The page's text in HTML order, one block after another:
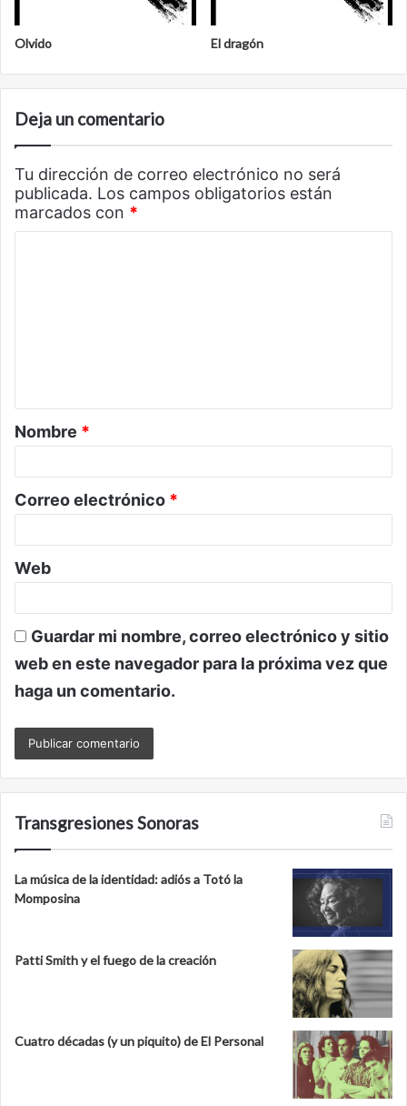
Olvido El dragón
Deja un comentario
Tu dirección de correo electrónico no será
publicada. Los campos obligatorios están
marcados con *
a
r
o
*
Nombre *
Correo electrónico *
Web
Guardar mi nombre, correo electrónico y sitio
web en este navegador para la próxima vez que
haga un comentario.
Transgresiones Sonoras
La música de la identidad: adiós a Totó la
Momposina
Patti Smith y el fuego de la creación
Cuatro décadas (y un piquito) de El Personal